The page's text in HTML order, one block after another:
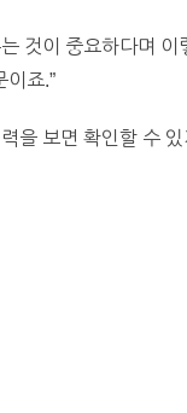
것이 중요하다며 이
이죠.”
을 보면 확인할 수 있